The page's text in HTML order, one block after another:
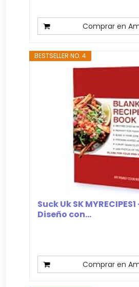
Comprar en
BESTSELLER NO. 4
Suck Uk SK
Diseño con...
Comprar en